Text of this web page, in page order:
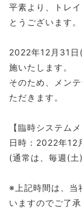
平素より、トレ
とうございます。
2022年12月31日
施いたします。
そのため、メン
ただきます。
【臨時システム
日時：2022年
(通常は、毎週(
※上記時間は、当
いますのでご了承